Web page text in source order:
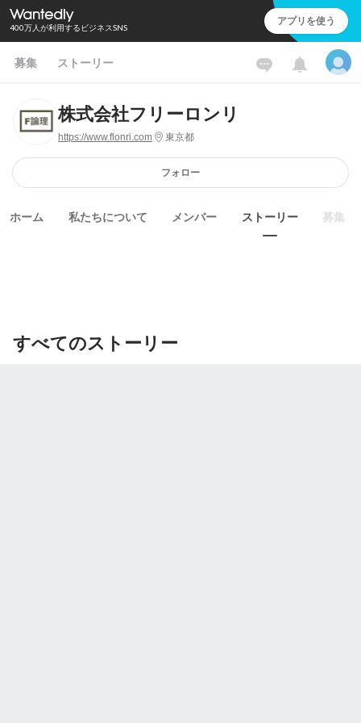
400万人が利用するビジネスSNS アプリを使う
募集 ストーリー
株式会社フリーロンリ
https://www.flonri.com 東京都
フォロー
ホーム 私たちについて メンバー ストーリー 募集
すべてのストーリー